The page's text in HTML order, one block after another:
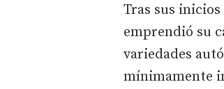
Tras sus inicios
emprendió su
variedades
mínimamente